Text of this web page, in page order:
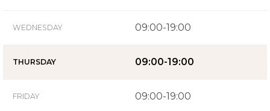
WEDNESDAY 09:00-19:00
THURSDAY 09:00-19:00
FRIDAY 09:00-19:00